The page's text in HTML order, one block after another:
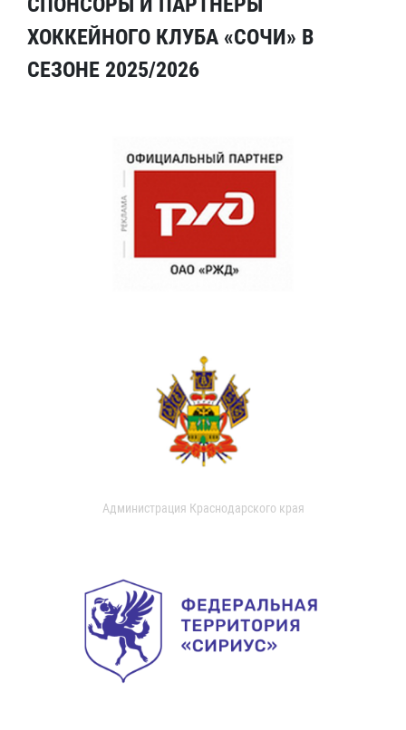
ХОККЕЙНОГО КЛУБА «СОЧИ» В
СЕЗОНЕ 2025/2026
Администрация Краснодарского края